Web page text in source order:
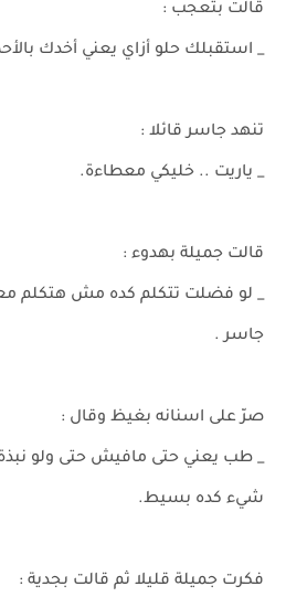
قالت بتعجب :
_ استقبلك حلو أزاي يعني أخدك
تنهد جاسر قائلا :
_ ياريت .. خليكي معطاءة.
قالت جميلة بهدوء :
_ لو فضلت تتكلم كده مش هتكلم
جاسر .
صرّ على اسنانه بغيظ وقال :
_ طب يعني حتى مافيش حتى ولو نبذة
شيء كده بسيط.
فكرت جميلة قليلا ثم قالت بجدية :